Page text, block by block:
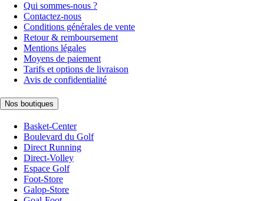
Qui sommes-nous ?
Contactez-nous
Conditions générales de vente
Retour & remboursement
Mentions légales
Moyens de paiement
Tarifs et options de livraison
Avis de confidentialité
Nos boutiques
Basket-Center
Boulevard du Golf
Direct Running
Direct-Volley
Espace Golf
Foot-Store
Galop-Store